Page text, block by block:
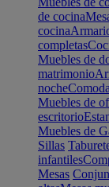
de cocina
cocina
completas
Muebles de
matrimonio
noche
Muebles de
escritorio
Muebles de
Sillas
infantiles
Mesas